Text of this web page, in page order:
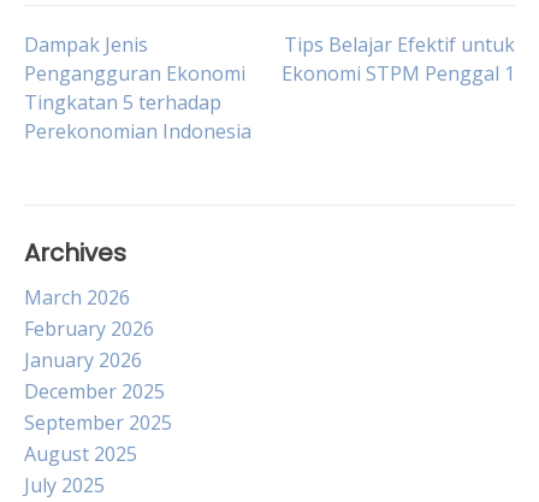
Post
navigation
Dampak Jenis
Pengangguran Ekonomi
Tingkatan 5 terhadap
Perekonomian Indonesia
Tips Belajar Efektif untuk
Ekonomi STPM Penggal 1
Archives
March 2026
February 2026
January 2026
December 2025
September 2025
August 2025
July 2025